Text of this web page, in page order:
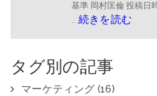
基準 岡村匡倫 投稿日
...続きを読む
タグ別の記事
マーケティング (16)